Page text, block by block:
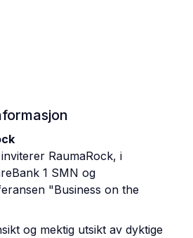
RaumaRock, i
1 SMN og
"Business on the
og mektig utsikt av dyktige